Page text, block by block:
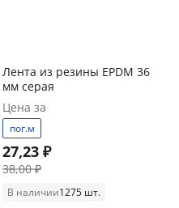
Лента из резины EPDM 36
мм серая
Цена за
пог.м
27,23 ₽
38,00 ₽
В наличии1275 шт.